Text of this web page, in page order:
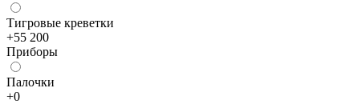
Тигровые креветки
+55 200
Приборы
Палочки
+0